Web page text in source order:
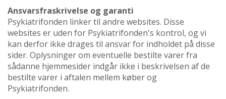
Ansvarsfraskrivelse og garanti
Psykiatrifonden linker til andre websites. Disse
websites er uden for Psykiatrifonden's kontrol, og vi
kan derfor ikke drages til ansvar for indholdet på disse
sider. Oplysninger om eventuelle bestilte varer fra
sådanne hjemmesider indgår ikke i beskrivelsen af de
bestilte varer i aftalen mellem køber og
Psykiatrifonden.